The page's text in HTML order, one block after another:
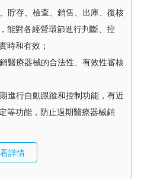
貯存、檢查、銷售、出庫、復核
能對各經營環節進行判斷、控
時和有效；
醫療器械的合法性、有效性審核
進行自動跟蹤和控制功能，有近
等功能，防止過期醫療器械銷
詳情